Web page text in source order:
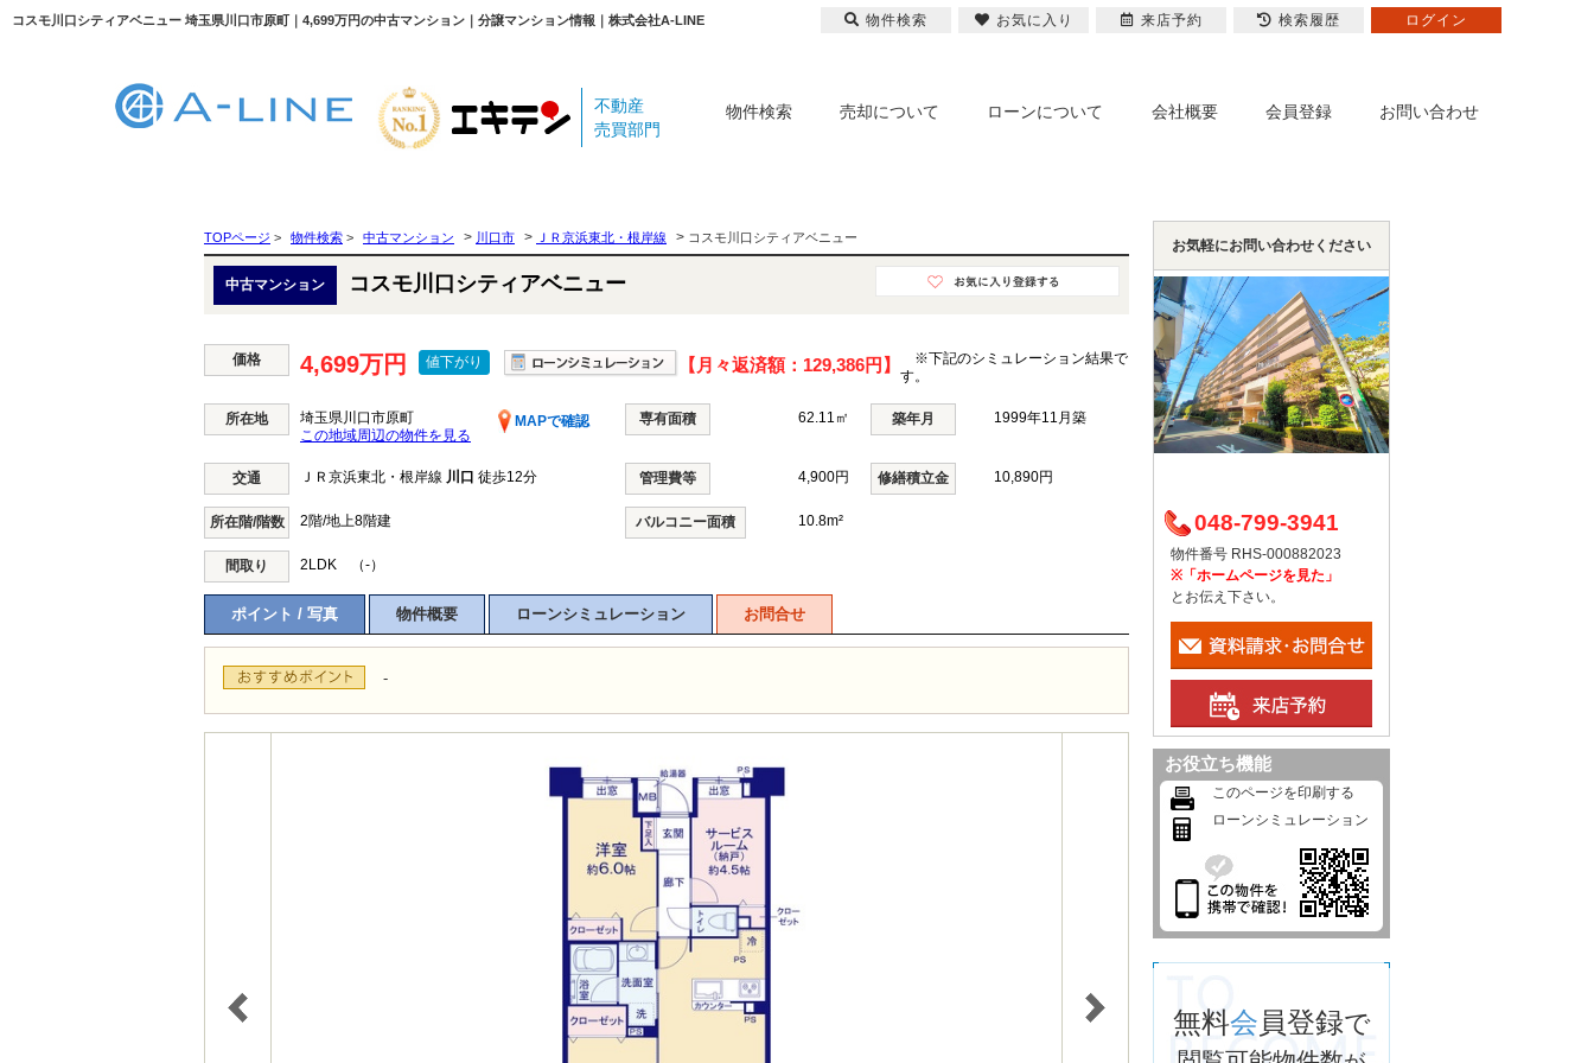
コスモ川口シティアベニュー 埼玉県川口市原町｜4,699万円の中古マンション｜分譲マンション情報｜株式会社A-LINE
不動産
売買部門
物件検索 売却について ローンについて 会社概要 会員登録 お問い合わせ
TOPページ > 物件検索 > 中古マンション > 川口市 > ＪＲ京浜東北・根岸線 > コスモ川口シティアベニュー
中古マンション コスモ川口シティアベニュー
価格 4,699万円 値下がり 【月々返済額： 129,386円 】
※下記のシミュレーション結果で
す。
所在地 埼玉県川口市原町
MAPで確認
この地域周辺の物件を見る
専有面積 62.11㎡ 築年月 1999年11月築
交通 ＪＲ京浜東北・根岸線 川口 徒歩12分 管理費等 4,900円 修繕積立金 10,890円
所在階/階数 2階/地上8階建 バルコニー面積 10.8m²
間取り 2LDK （-）
ポイント / 写真 物件概要 ローンシミュレーション お問合せ
-
お気軽にお問い合わせください
048-799-3941
物件番号 RHS-000882023
※「ホームページを見た」
とお伝え下さい。
お役立ち機能
このページを印刷する
ローンシミュレーション
無料会員登録で
物件検索 お気に入り 来店予約 検索履歴 ログイン